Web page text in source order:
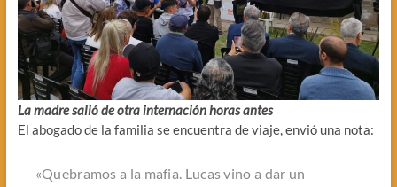
La madre salió de otra internación horas antes
El abogado de la familia se encuentra de viaje, envió una nota:
«Quebramos a la mafia. Lucas vino a dar un